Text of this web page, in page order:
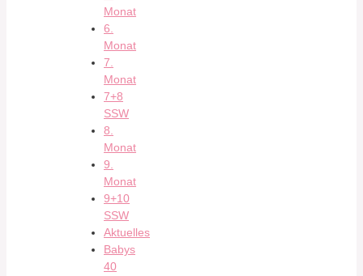
Monat
6.
Monat
7.
Monat
7+8
SSW
8.
Monat
9.
Monat
9+10
SSW
Aktuelles
Babys
40